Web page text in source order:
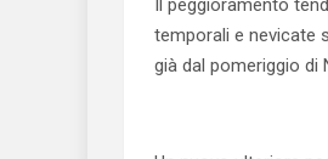
Il peggioramento
temporali e nevicate
già dal pomeriggio di